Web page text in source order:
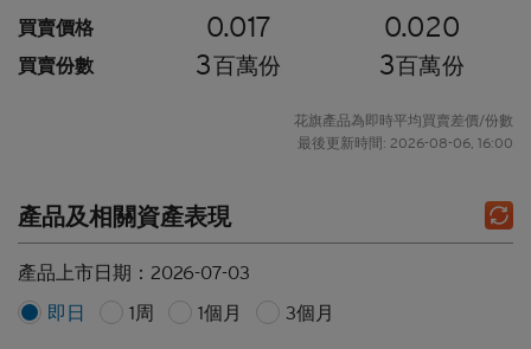
買賣價格
0.017 0.020
買賣份數 3百萬份 3百萬份
花旗產品為即時平均買賣差價/份數
最後更新時間: 2026-08-06, 16:00
產品及相關資產表現
產品上市日期： 2026-07-03
即日
1周 1個月 3個月